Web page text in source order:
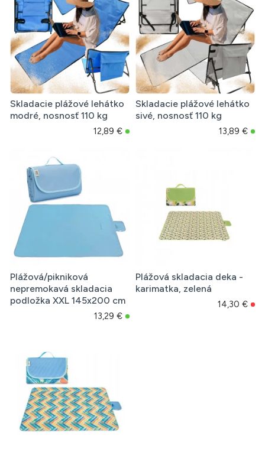
Skladacie plážové lehátko
modré, nosnosť 110 kg
12,89 €
Skladacie plážové lehátko
sivé, nosnosť 110 kg
13,89 €
Plážová/pikniková
nepremokavá skladacia
podložka XXL 145x200 cm
13,29 €
Plážová skladacia deka -
karimatka, zelená
14,30 €